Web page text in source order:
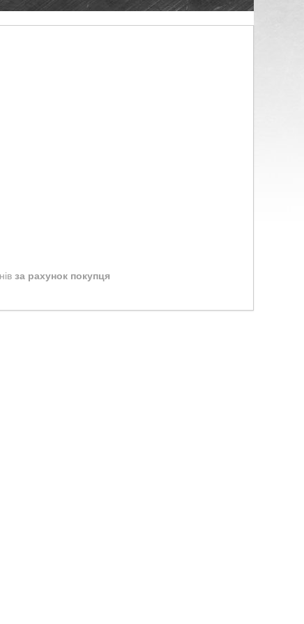
за рахунок покупця